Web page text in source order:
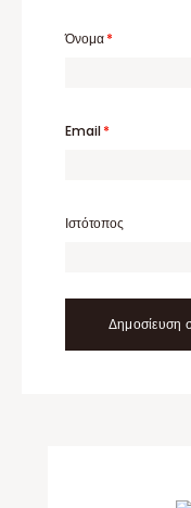
Όνομα*
Email*
Ιστότοπος